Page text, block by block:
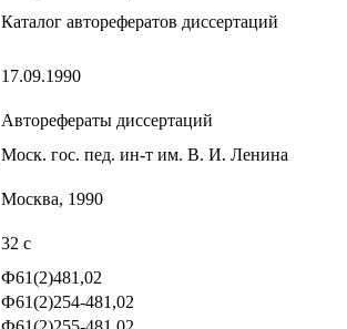
Каталог авторефератов диссертаций
17.09.1990
Авторефераты диссертаций
Моск. гос. пед. ин-т им. В. И. Ленина
Москва, 1990
32 с
Ф61(2)481,02
Ф61(2)254-481,02